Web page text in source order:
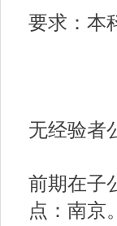
要求：本
无经验者
前期在子
点：南京。